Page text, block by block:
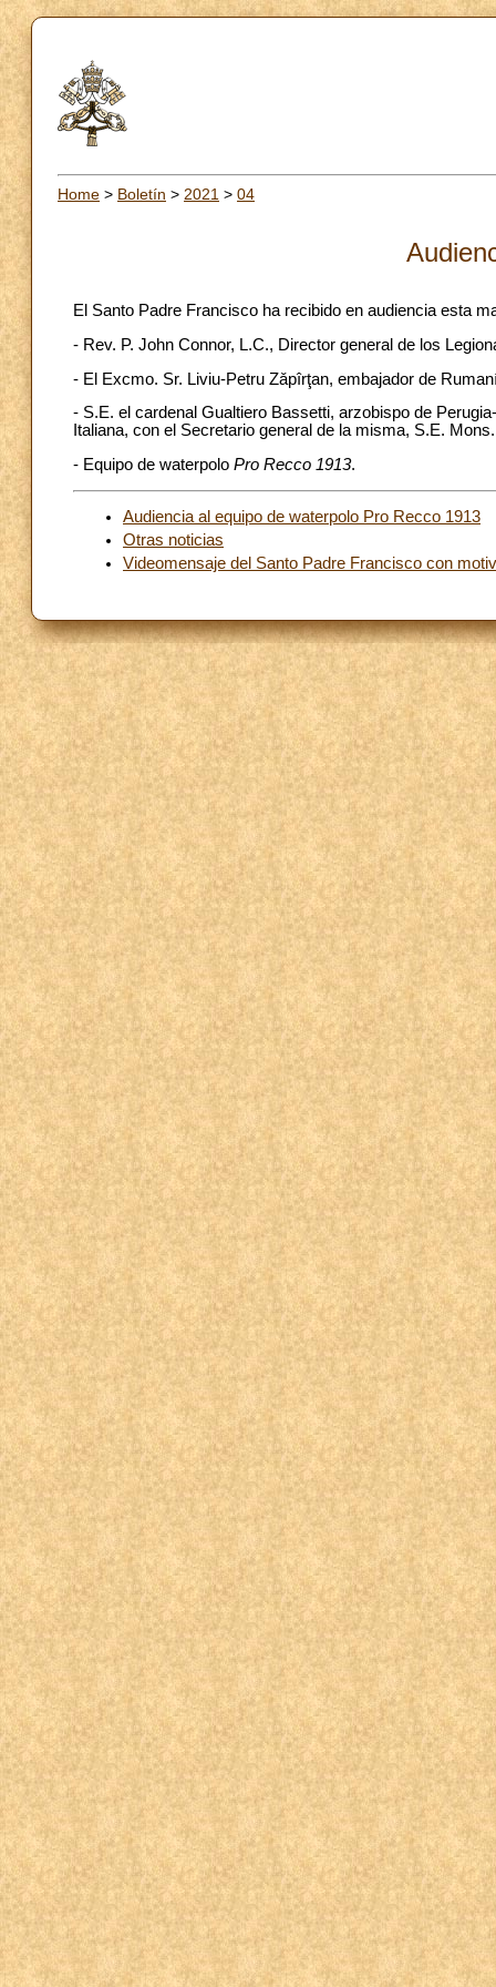
Home > Boletín > 2021 > 04
El Santo Padre Francisco ha recibido en audiencia esta
- Rev. P. John Connor, L.C., Director general de los
- El Excmo. Sr. Liviu-Petru Zǎpîrţan, embajador de
- S.E. el cardenal Gualtiero Bassetti, arzobispo de
Italiana, con el Secretario general de la misma, S.E.
- Equipo de waterpolo Pro Recco 1913.
Audiencia al equipo de waterpolo Pro Recco 1913
Otras noticias
Videomensaje del Santo Padre Francisco con